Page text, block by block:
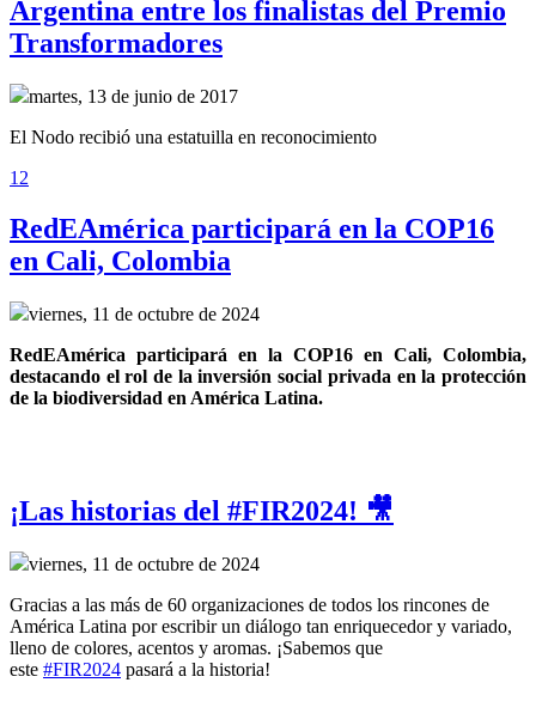
Argentina entre los finalistas del Premio
Transformadores
martes, 13 de junio de 2017
El Nodo recibió una estatuilla en reconocimiento
1 2
RedEAmérica participará en la COP16
en Cali, Colombia
viernes, 11 de octubre de 2024
RedEAmérica participará en la COP16 en Cali, Colombia,
destacando el rol de la inversión social privada en la protección
de la biodiversidad en América Latina.
¡Las historias del #FIR2024! 🎥
viernes, 11 de octubre de 2024
Gracias a las más de 60 organizaciones de todos los rincones de
América Latina por escribir un diálogo tan enriquecedor y variado,
lleno de colores, acentos y aromas. ¡Sabemos que
este #FIR2024 pasará a la historia!